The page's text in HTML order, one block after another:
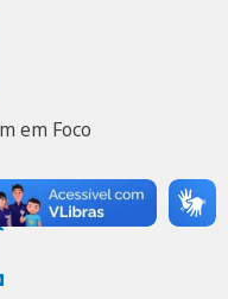
em Foco